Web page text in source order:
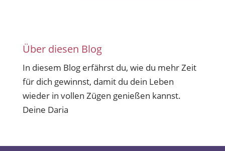
Über diesen Blog
In diesem Blog erfährst du, wie du mehr Zeit
für dich gewinnst, damit du dein Leben
wieder in vollen Zügen genießen kannst.
Deine Daria